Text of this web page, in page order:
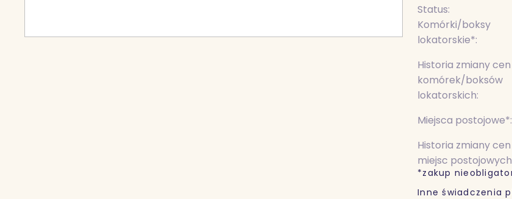
Status:
Komórki/boksy
lokatorskie*:
Historia zmiany cen
komórek/boksów
lokatorskich:
Miejsca postojowe*:
Historia zmiany cen
miejsc
*zakup
Inne świadczenia